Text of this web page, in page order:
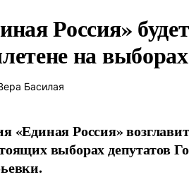
Россия»
на
Басилая
«Единая Россия»
выборах депутатов